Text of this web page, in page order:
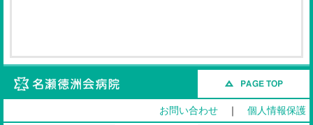
お問い合わせ ｜ 個人情報保護